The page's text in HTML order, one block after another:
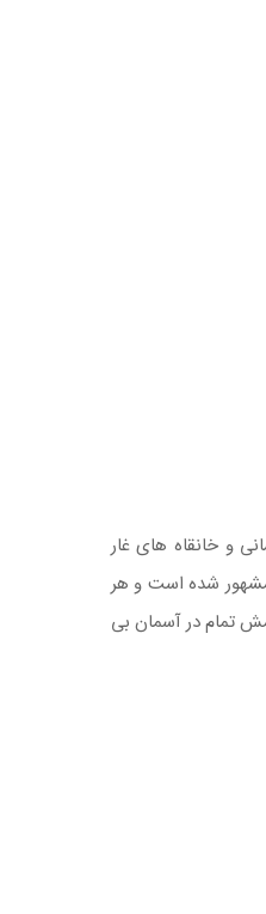
و خانقاه های غار
مشهور شده است و هر
تمام در آسمان بی